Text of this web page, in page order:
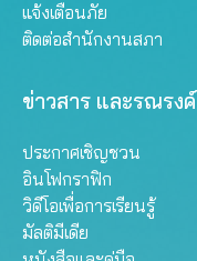
แจ้งเตือนภัย
ติดต่อสำนักงานสภา
ข่าวสาร และรณรงค์
ประกาศเชิญชวน
อินโฟกราฟิก
วิดีโอเพื่อการเรียนรู้
มัลติมีเดีย